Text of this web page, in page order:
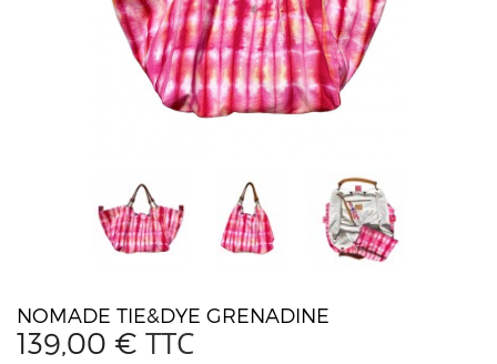
NOMADE TIE&DYE GRENADINE
139,00 € TTC